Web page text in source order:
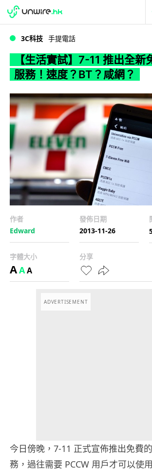
WWDC 2026
3C科技 手提電話
【生活實試】7-11 推出全
服務！速度？BT？咸網？
作者
Edward
發佈日期
2013-11-26
字體大小
AAA
分享
ADVERTISEMENT
今日傍晚，7-11 正式宣佈推出免費
務，過往需要 PCCW 用戶才可以使